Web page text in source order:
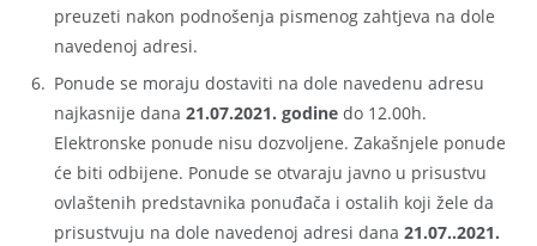
preuzeti nakon podnošenja pismenog zahtjeva na dole
navedenoj adresi.
Ponude se moraju dostaviti na dole navedenu adresu
najkasnije dana 21.07.2021. godine do 12.00h.
Elektronske ponude nisu dozvoljene. Zakašnjele ponude
će biti odbijene. Ponude se otvaraju javno u prisustvu
ovlaštenih predstavnika ponuđača i ostalih koji žele da
prisustvuju na dole navedenoj adresi dana 21.07..2021.